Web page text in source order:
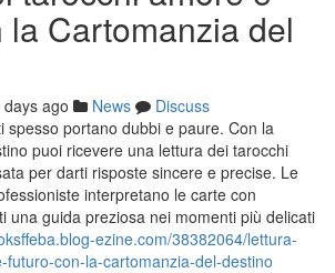
la Cartomanzia del
ago News
Discuss
spesso portano dubbi e paure. Con la
puoi ricevere una lettura dei tarocchi
per darti risposte sincere e precise. Le
interpretano le carte con
una guida preziosa nei momenti più delicati
ezine.com/38382064/lettura-
con-la-cartomanzia-del-destino